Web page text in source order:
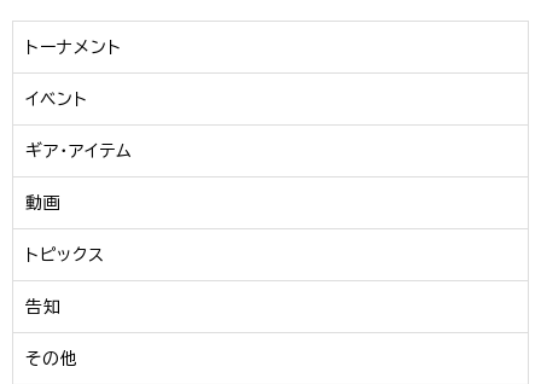
トーナメント
イベント
ギア・アイテム
動画
トピックス
告知
その他